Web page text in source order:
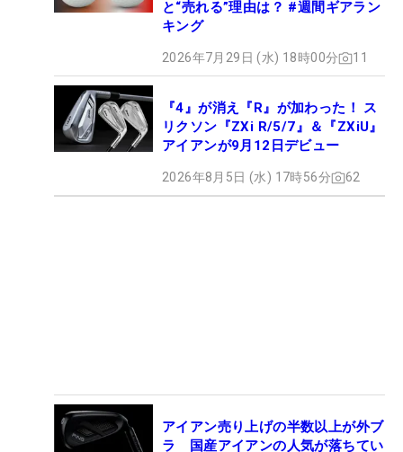
と“売れる”理由は？ #週間ギアラン
キング
2026年7月29日 (水) 18時00分 11
『4』が消え『R』が加わった！ ス
リクソン『ZXi R/5/7』＆『ZXiU』
アイアンが9月12日デビュー
2026年8月5日 (水) 17時56分 62
アイアン売り上げの半数以上が外ブ
ラ 国産アイアンの人気が落ちてい